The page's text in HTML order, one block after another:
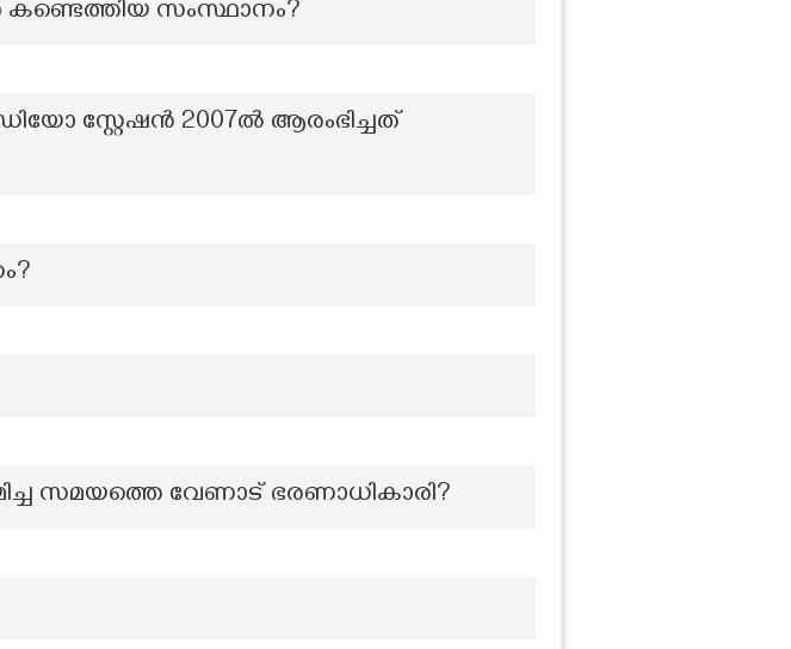
കണ്ടെത്തിയ സംസ്ഥാനം?
സ്റ്റേഷൻ 2007ൽ ആരംഭിച്ചത്
സമയത്തെ വേണാട് ഭരണാധികാരി?